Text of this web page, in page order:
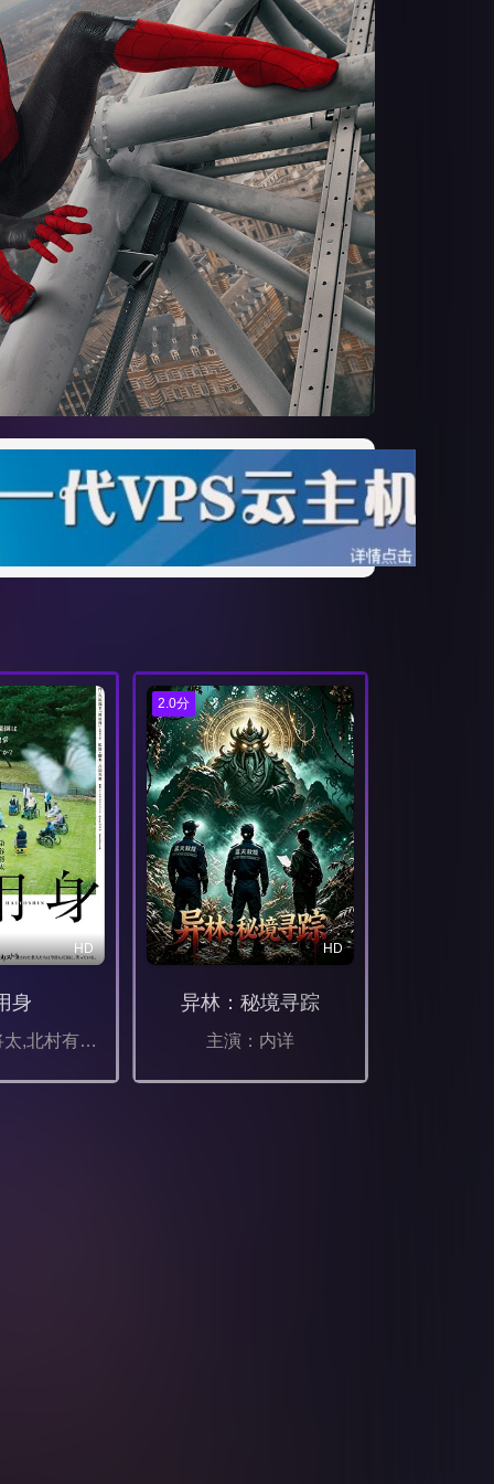
HD
身
主演：染谷将太,北村有起哉,泷内公美,广末哲万,中井友望,中村映里子,吉冈睦雄,六平直政
2.0分
HD
异林：秘境寻踪
主演：内详